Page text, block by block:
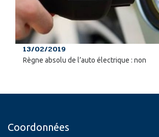
13/02/2019
Règne absolu de l’auto électrique : non
Coordonnées